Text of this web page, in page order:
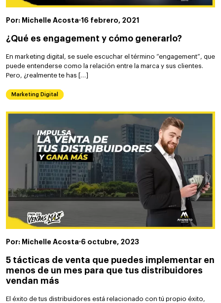
Por: Michelle Acosta·16 febrero, 2021
¿Qué es engagement y cómo generarlo?
En marketing digital, se suele escuchar el término “engagement”, que
puede entenderse como la relación entre la marca y sus clientes.
Pero, ¿realmente te has […]
Marketing Digital
Por: Michelle Acosta·6 octubre, 2023
5 tácticas de venta que puedes implementar en
menos de un mes para que tus distribuidores
vendan más
El éxito de tus distribuidores está relacionado con tú propio éxito,